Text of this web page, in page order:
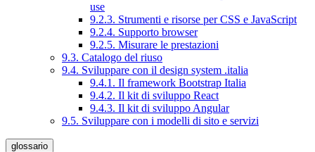
use
9.2.3. Strumenti e risorse per CSS e JavaScript
9.2.4. Supporto browser
9.2.5. Misurare le prestazioni
9.3. Catalogo del riuso
9.4. Sviluppare con il design system .italia
9.4.1. Il framework Bootstrap Italia
9.4.2. Il kit di sviluppo React
9.4.3. Il kit di sviluppo Angular
9.5. Sviluppare con i modelli di sito e servizi
glossario